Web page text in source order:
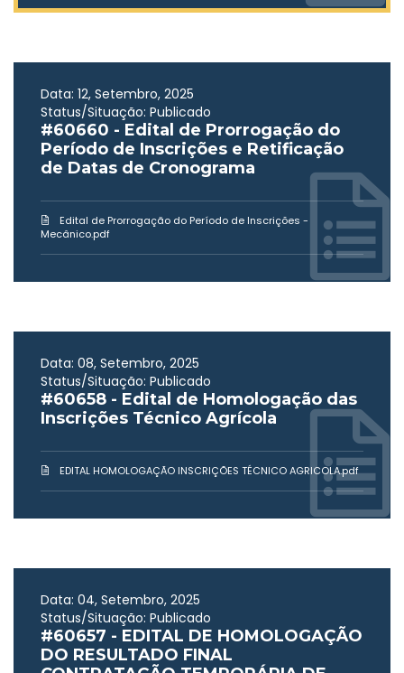
Data: 12, Setembro, 2025
Status/Situação: Publicado
#60660 - Edital de Prorrogação do
Período de Inscrições e Retificação
de Datas de Cronograma
Edital de Prorrogação do Período de Inscrições -
Mecânico.pdf
Data: 08, Setembro, 2025
Status/Situação: Publicado
#60658 - Edital de Homologação das
Inscrições Técnico Agrícola
EDITAL HOMOLOGAÇÃO INSCRIÇÕES TÉCNICO AGRICOLA.pdf
Data: 04, Setembro, 2025
Status/Situação: Publicado
#60657 - EDITAL DE HOMOLOGAÇÃO
DO RESULTADO FINAL